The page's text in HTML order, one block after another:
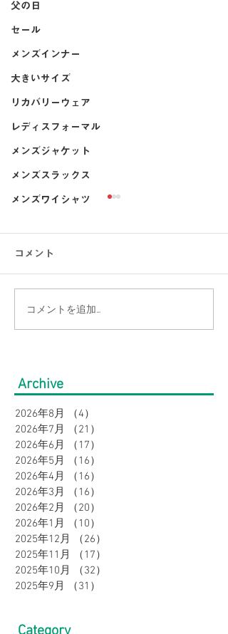
父の日
セール
メンズインナー
大きいサイズ
リカバリーウェア
レディスフォーマル
メンズジャケット
メンズスラックス
メンズワイシャツ
【大きいサイズの方必
すめコーデ特集｜メンズ
コメント
コメントを追加…
Archive
2026年8月 （4）
2026年7月
（21）
2026年6月
（17）
2026年5月
（16）
2026年4月
（16）
2026年3月
（16）
2026年2月
（20）
2026年1月
（10）
2025年12月
（26）
2025年11月
（17）
2025年10月
（32）
2025年9月
（31）